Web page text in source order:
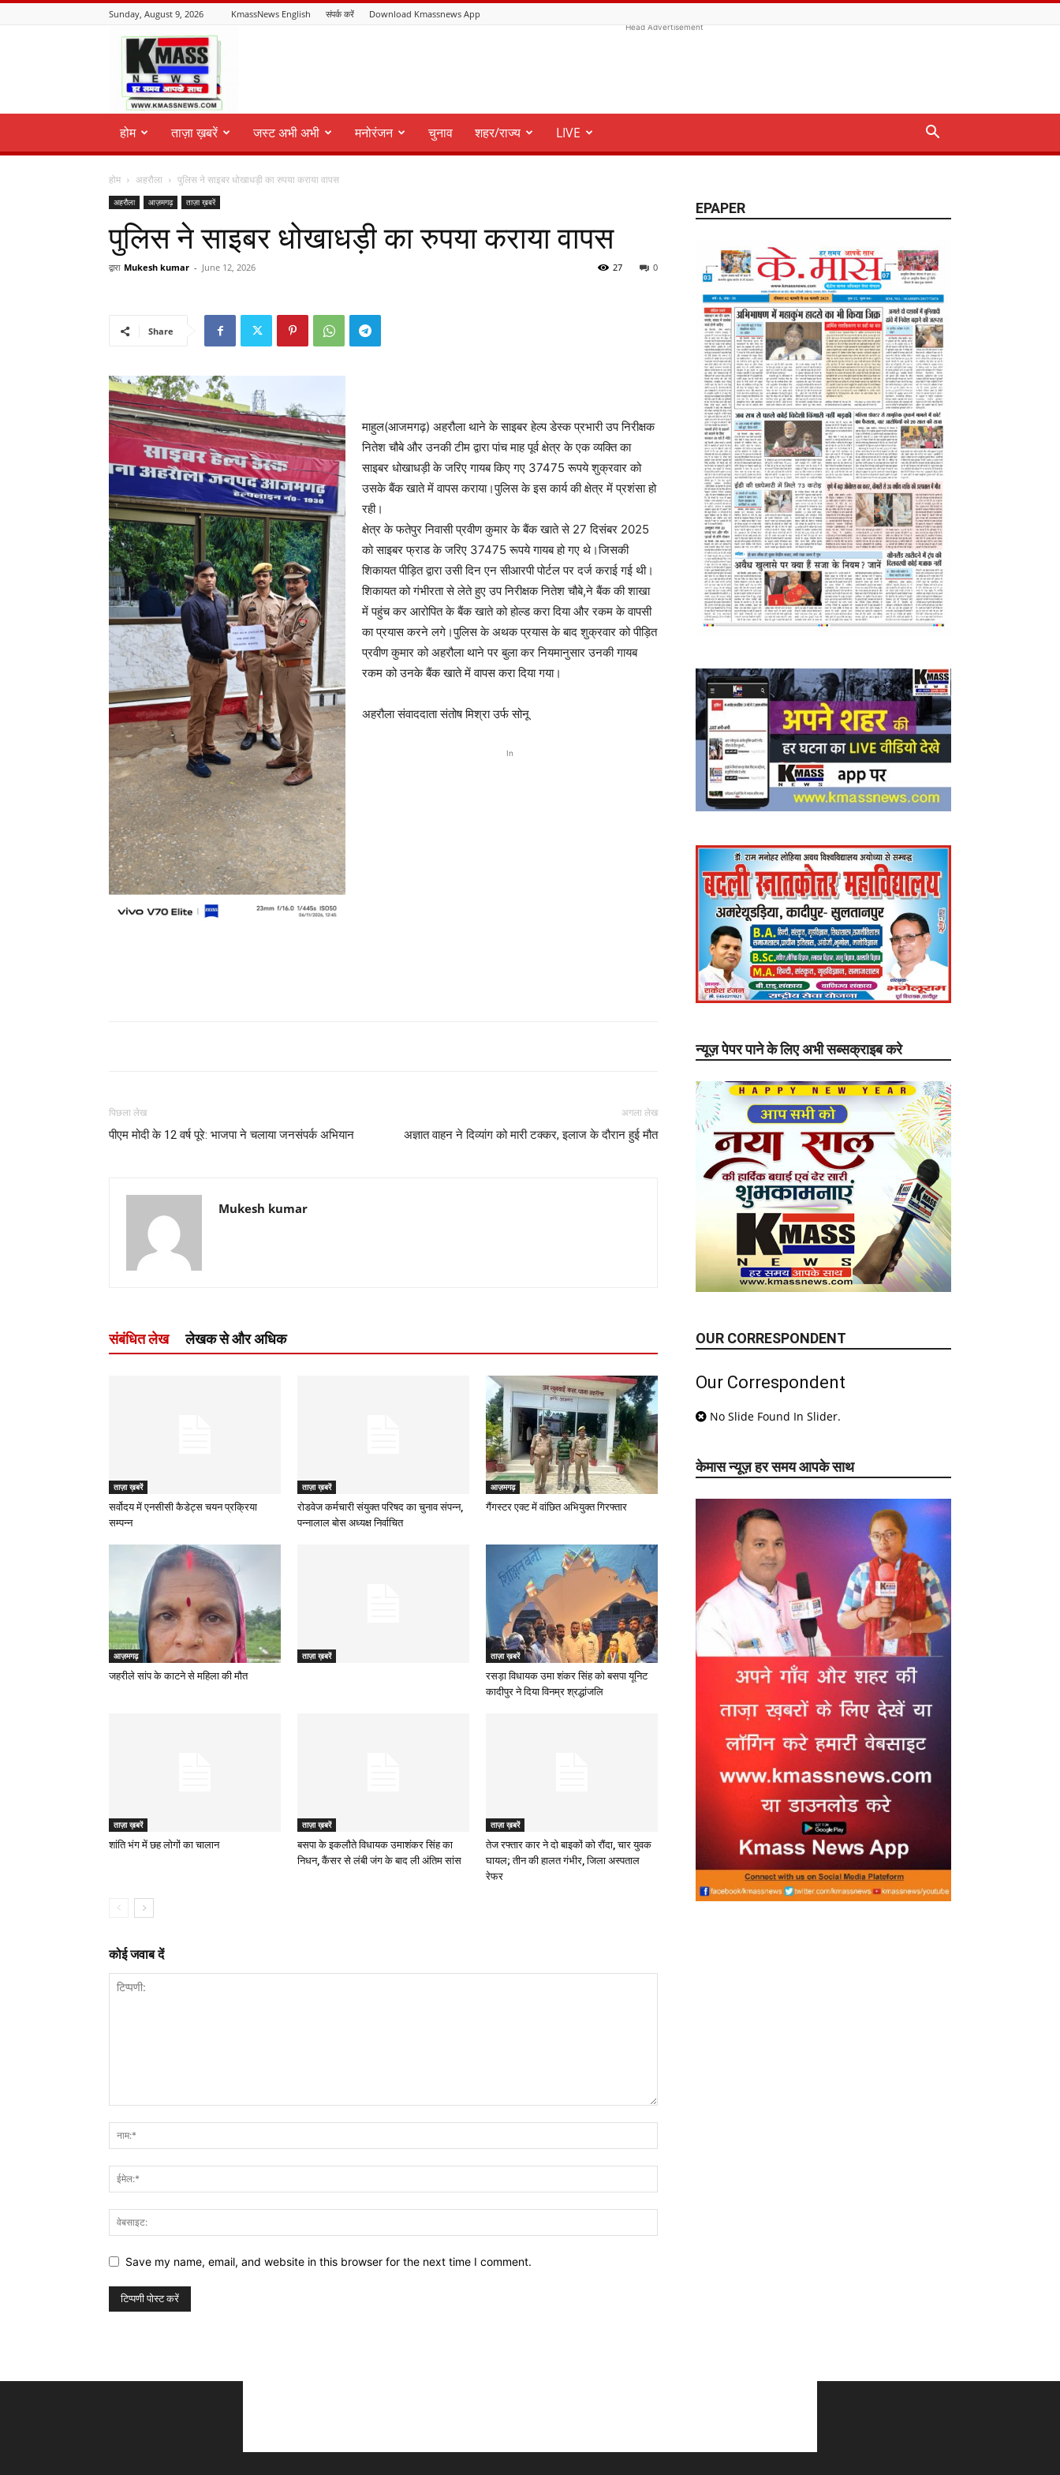
Sunday, August 9, 2026 KmassNews English संपर्क करें Download Kmassnews App
KmassNews
Head Advertisement
होम ताज़ा ख़बरें जस्ट अभी अभी मनोरंजन चुनाव शहर/राज्य LIVE
होम अहरौला पुलिस ने साइबर धोखाधड़ी का रुपया कराया वापस
अहरौला आज़मगढ़ ताज़ा ख़बरें
पुलिस ने साइबर धोखाधड़ी का रुपया कराया वापस
द्वारा Mukesh kumar - June 12, 2026 0
27
Share
माहुल(आजमगढ़) अहरौला थाने के साइबर हेल्प डेस्क प्रभारी उप निरीक्षक
नितेश चौबे और उनकी टीम द्वारा पांच माह पूर्व क्षेत्र के एक व्यक्ति का
साइबर धोखाधड़ी के जरिए गायब किए गए 37475 रूपये शुक्रवार को
उसके बैंक खाते में वापस कराया।पुलिस के इस कार्य की क्षेत्र में प्रशंसा हो
रही।
क्षेत्र के फतेपुर निवासी प्रवीण कुमार के बैंक खाते से 27 दिसंबर 2025
को साइबर फ्राड के जरिए 37475 रूपये गायब हो गए थे।जिसकी
शिकायत पीड़ित द्वारा उसी दिन एन सीआरपी पोर्टल पर दर्ज कराई गई थी।
शिकायत को गंभीरता से लेते हुए उप निरीक्षक नितेश चौबे,ने बैंक की शाखा
में पहुंच कर आरोपित के बैंक खाते को होल्ड करा दिया और रकम के वापसी
का प्रयास करने लगे।पुलिस के अथक प्रयास के बाद शुक्रवार को पीड़ित
प्रवीण कुमार को अहरौला थाने पर बुला कर नियमानुसार उनकी गायब
रकम को उनके बैंक खाते में वापस करा दिया गया।
अहरौला संवाददाता संतोष मिश्रा उर्फ सोनू
In
पिछला लेख
पीएम मोदी के 12 वर्ष पूरे: भाजपा ने चलाया जनसंपर्क अभियान
अगला लेख
अज्ञात वाहन ने दिव्यांग को मारी टक्कर, इलाज के दौरान हुई मौत
Mukesh kumar
संबंधित लेख लेखक से और अधिक
ताज़ा ख़बरें
सर्वोदय में एनसीसी कैडेट्स चयन प्रक्रिया
सम्पन्न
ताज़ा ख़बरें
रोडवेज कर्मचारी संयुक्त परिषद का चुनाव संपन्न,
पन्नालाल बोस अध्यक्ष निर्वाचित
आज़मगढ़
गैंगस्टर एक्ट में वांछित अभियुक्त गिरफ्तार
आज़मगढ़
जहरीले सांप के काटने से महिला की मौत
ताज़ा ख़बरें ताज़ा ख़बरें
रसड़ा विधायक उमा शंकर सिंह को बसपा यूनिट
कादीपुर ने दिया विनम्र श्रद्धांजलि
ताज़ा ख़बरें
शांति भंग में छह लोगों का चालान
ताज़ा ख़बरें
बसपा के इकलौते विधायक उमाशंकर सिंह का
निधन, कैंसर से लंबी जंग के बाद ली अंतिम सांस
ताज़ा ख़बरें
तेज रफ्तार कार ने दो बाइकों को रौंदा, चार युवक
घायल; तीन की हालत गंभीर, जिला अस्पताल
रेफर
कोई जवाब दें
Save my name, email, and website in this browser for the next time I comment.
EPAPER
न्यूज़ पेपर पाने के लिए अभी सब्सक्राइब करे
OUR CORRESPONDENT
Our Correspondent
No Slide Found In Slider.
केमास न्यूज़ हर समय आपके साथ